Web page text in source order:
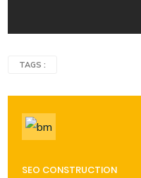
TAGS :
SEO CONSTRUCTION